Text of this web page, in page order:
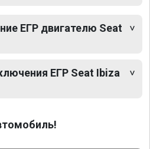
ЕГР двигателю Seat
ЕГР Seat Ibiza